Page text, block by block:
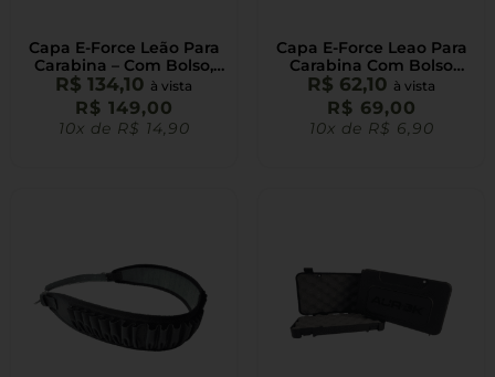
Capa E-Force Leão Para
Carabina – Com Bolso,
Alça Ombro E Forrada
110x18cm
R$ 134,10 à vista
R$ 149,00
10x de R$ 14,90
Capa E-Force Leao Para
Carabina Com Bolso
113x20cm
R$ 62,10 à vista
R$ 69,00
10x de R$ 6,90